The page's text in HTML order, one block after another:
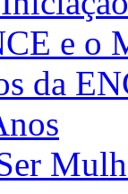
e o
da